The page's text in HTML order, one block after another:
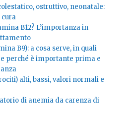
ostruttivo, neonatale:
cura
B12? L’importanza in
B9): a cosa serve, in quali
perché è importante prima e
alti, bassi, valori normali e
di anemia da carenza di